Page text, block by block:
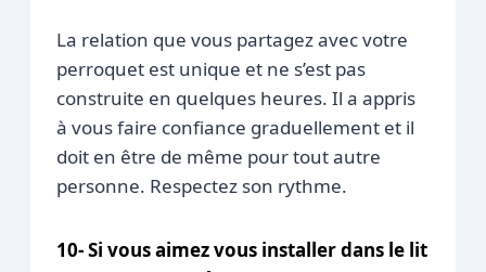
La relation que vous partagez avec votre
perroquet est unique et ne s’est pas
construite en quelques heures. Il a appris
à vous faire confiance graduellement et il
doit en être de même pour tout autre
personne. Respectez son rythme.
10- Si vous aimez vous installer dans le lit